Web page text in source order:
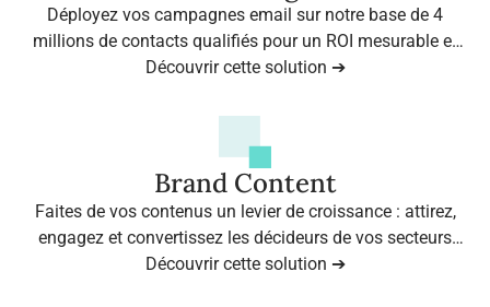
Déployez vos campagnes email sur notre base de 4
millions de contacts qualifiés pour un ROI mesurable et
des résultats immédiats.
Découvrir cette solution ➔
Brand Content
Faites de vos contenus un levier de croissance : attirez,
engagez et convertissez les décideurs de vos secteurs
grâce à l’expertise d’Infopro Digital Stories.
Découvrir cette solution ➔